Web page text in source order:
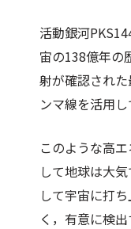
活動銀河
宙の138億年の
射が確認され
ンマ線を活用
このような高
して地球は大
して宇宙に打
く，有意に検